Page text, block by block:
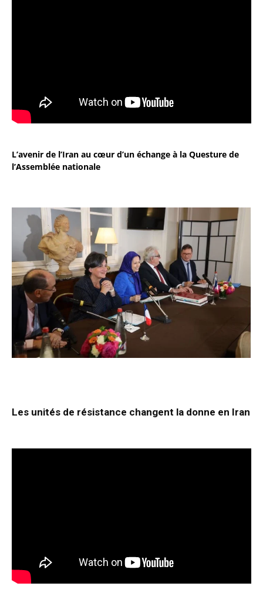
L’avenir de l’Iran au cœur d’un échange à la Questure de
l’Assemblée nationale
Les unités de résistance changent la donne en Iran